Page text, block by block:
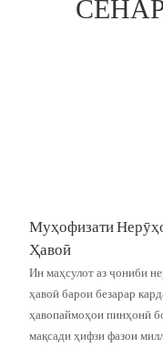
Муҳофизати
Ҳавоӣ
Ин маҳсулот аз ҷониби
ҳавоӣ барои безарар
ҳавопаймоҳои пинҳонӣ
мақсади ҳифзи фазои